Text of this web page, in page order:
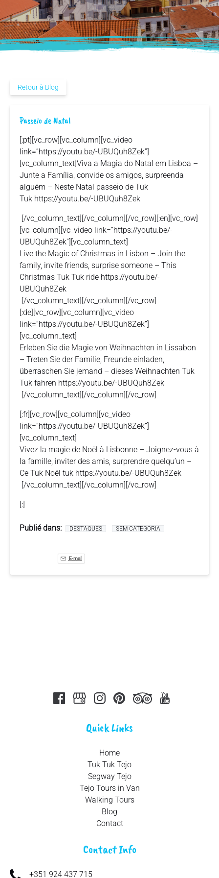
Retour à Blog
Passeio de Natal
[:pt][vc_row][vc_column][vc_video
link=”https://youtu.be/-UBUQuh8Zek”]
[vc_column_text]Viva a Magia do Natal em Lisboa –
Junte a Família, convide os amigos, surpreenda
alguém – Neste Natal passeio de Tuk
Tuk https://youtu.be/-UBUQuh8Zek
[/vc_column_text][/vc_column][/vc_row][:en][vc_row]
[vc_column][vc_video link=”https://youtu.be/-
UBUQuh8Zek”][vc_column_text]
Live the Magic of Christmas in Lisbon – Join the
family, invite friends, surprise someone – This
Christmas Tuk Tuk ride https://youtu.be/-
UBUQuh8Zek
[/vc_column_text][/vc_column][/vc_row]
[:de][vc_row][vc_column][vc_video
link=”https://youtu.be/-UBUQuh8Zek”]
[vc_column_text]
Erleben Sie die Magie von Weihnachten in Lissabon
– Treten Sie der Familie, Freunde einladen,
überraschen Sie jemand – dieses Weihnachten Tuk
Tuk fahren https://youtu.be/-UBUQuh8Zek
[/vc_column_text][/vc_column][/vc_row]
[:fr][vc_row][vc_column][vc_video
link=”https://youtu.be/-UBUQuh8Zek”]
[vc_column_text]
Vivez la magie de Noël à Lisbonne – Joignez-vous à
la famille, inviter des amis, surprendre quelqu’un –
Ce Tuk Noël tuk https://youtu.be/-UBUQuh8Zek
[/vc_column_text][/vc_column][/vc_row]
[:]
Publié dans: DESTAQUES SEM CATEGORIA
E-mail
Quick Links
Home
Tuk Tuk Tejo
Segway Tejo
Tejo Tours in Van
Walking Tours
Blog
Contact
Contact Info
+351 924 437 715